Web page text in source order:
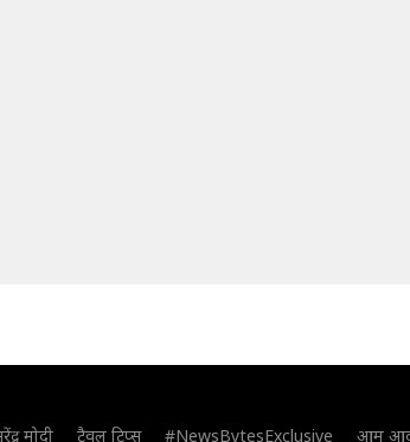
मोदी ट्रैवल टिप्स #NewsBytesExclusive आम